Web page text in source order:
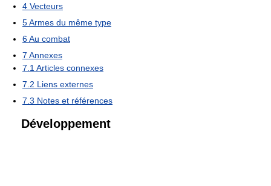
4 Vecteurs
5Armes du même type
6Au combat
7 Annexes
7.1 Articles connexes
7.2 Liens externes
7.3 Notes et références
Développement